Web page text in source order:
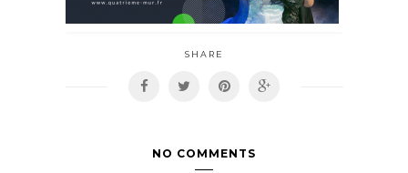
SHARE
NO COMMENTS